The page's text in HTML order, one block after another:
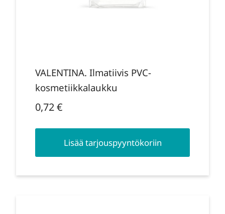
VALENTINA. Ilmatiivis PVC-
kosmetiikkalaukku
0,72€
Lisää tarjouspyyntökoriin